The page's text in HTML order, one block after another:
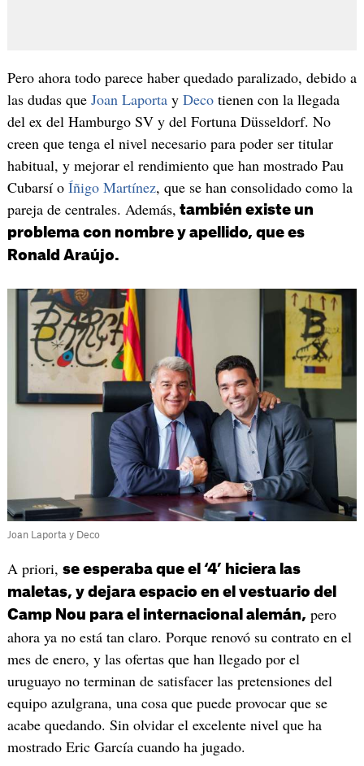
Pero ahora todo parece haber quedado paralizado, debido a
las dudas que Joan Laportay Decotienen con la llegada
del ex del Hamburgo SV y del Fortuna Düsseldorf. No
creen que tenga el nivel necesario para poder ser titular
habitual, y mejorar el rendimiento que han mostrado Pau
Cubarsí o Íñigo Martínez, que se han consolidado como la
pareja de centrales. Además, también existe un
problema con nombre y apellido, que es
Ronald Araújo.
Joan Laporta y Deco
A priori, se esperaba que el ‘4’ hiciera las
maletas, y dejara espacio en el vestuario del
Camp Nou para el internacional alemán, pero
ahora ya no está tan claro. Porque renovó su contrato en el
mes de enero, y las ofertas que han llegado por el
uruguayo no terminan de satisfacer las pretensiones del
equipo azulgrana, una cosa que puede provocar que se
acabe quedando. Sin olvidar el excelente nivel que ha
mostrado Eric García cuando ha jugado.